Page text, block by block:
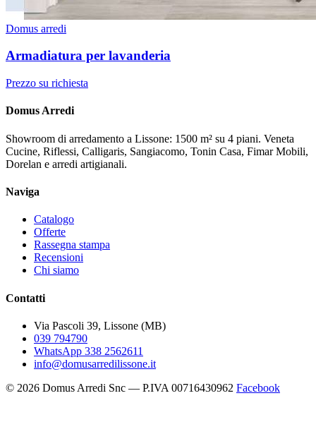
Domus arredi
Armadiatura per lavanderia
Prezzo su richiesta
Domus Arredi
Showroom di arredamento a Lissone: 1500 m² su 4 piani. Veneta
Cucine, Riflessi, Calligaris, Sangiacomo, Tonin Casa, Fimar Mobili,
Dorelan e arredi artigianali.
Naviga
Catalogo
Offerte
Rassegna stampa
Recensioni
Chi siamo
Contatti
Via Pascoli 39, Lissone (MB)
039 794790
WhatsApp 338 2562611
info@domusarredilissone.it
© 2026 Domus Arredi Snc — P.IVA 00716430962 Facebook